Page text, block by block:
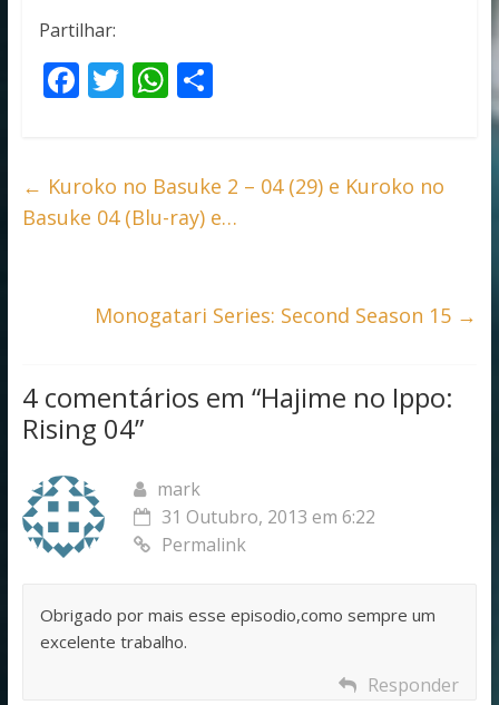
Partilhar:
F
b
o
T
er
W
s
A
S
e
← Kuroko no Basuke 2 – 04 (29) e Kuroko no
Basuke 04 (Blu-ray) e…
Monogatari Series: Second Season 15 →
4 comentários em “Hajime no Ippo:
Rising 04”
mark
31 Outubro, 2013 em 6:22
Permalink
Obrigado por mais esse episodio,como sempre um
excelente trabalho.
Responder